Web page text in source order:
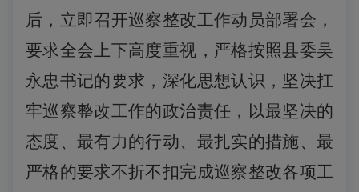
后，立即召开巡察整改工作动员部署会，
要求全会上下高度重视，严格按照县委吴
永忠书记的要求，深化思想认识，坚决扛
牢巡察整改工作的政治责任， 以最坚决的
态度、最有力的行动、最扎实的措施、最
严格的要求不折不扣完成巡察整改各项工